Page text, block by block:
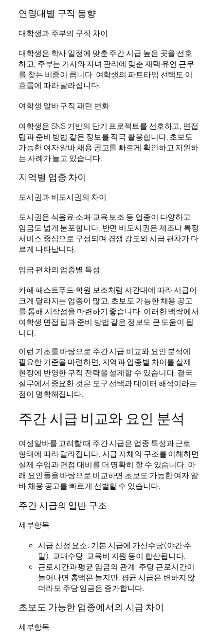
연령대별 구직 동향
대학생과 주부의 구직 차이
대학생은 학사 일정에 맞춘 주간 시급 높은 곳을 선호
하고, 주부는 가사와 자녀 관리에 맞춘 재택·유연 근무
를 찾는 비중이 큽니다. 여학생의 파트타임 선택도 이
흐름에 따라 달라집니다.
여학생 알바 구직 패턴 변화
여학생은 SNS 기반의 단기 프로젝트를 선호하고, 면접
팁과 준비 방법 같은 정보를 적극 활용합니다. 초보도
가능한 여자 알바 채용 공고를 빠르게 확인하고 지원하
는 사례가 늘고 있습니다.
지역별 업종 차이
도시권과 비도시권의 차이
도시권은 식음료·소매·교육 보조 등 업종이 다양하고
임금도 넓게 분포합니다. 반면 비도시권은 제조나 특정
서비스 중심으로 구성되며 경쟁 강도와 시급 편차가 다
르게 나타납니다.
임금 편차의 업종별 특성
카페·패스트푸드·학원 보조처럼 시간대에 따라 시급이
크게 달라지는 업종이 많고, 초보도 가능한 채용 공고
를 통해 시작점을 마련하기 좋습니다. 이러한 맥락에서
여학생 면접 팁과 준비 방법 같은 정보도 큰 도움이 됩
니다.
이런 기초를 바탕으로 주간 시급 비교와 요인 분석에
필요한 기준을 마련하면, 지역과 업종별 차이를 실제
현장에 반영한 구직 전략을 설계할 수 있습니다. 결국
실무에서 중요한 것은 도구 선택과 데이터 해석이라는
점이 명확해집니다.
주간 시급 비교와 요인 분석
여성알바를 고려할 때 주간 시급은 업종 특성과 근로
형태에 따라 달라집니다. 시급 자체의 구조를 이해하면
실제 수입과 면접 대비를 더 명확히 할 수 있습니다. 아
래 요인들을 바탕으로 비교하면 초보도 가능한 여자 알
바 채용 공고를 빠르게 선별할 수 있습니다.
주간 시급의 일반 구조
세부항목
시급 산정 요소: 기본 시급에 가산수당(야간·주
말), 교대수당, 교육비 지원 등이 합산됩니다.
근로시간과 평균 임금의 관계: 주당 근로시간이
늘어나면 총액은 늘지만, 평균 시급은 변하지 않
더라도 주당 임금은 증가합니다.
초보도 가능한 업종에서의 시급 차이
세부항목